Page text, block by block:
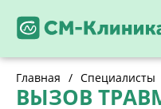
Главная / Специалисты
ВЫЗОВ